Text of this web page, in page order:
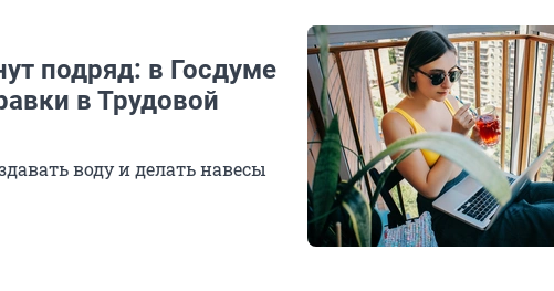
подряд: в Госдуме
в Трудовой
воду и делать навесы